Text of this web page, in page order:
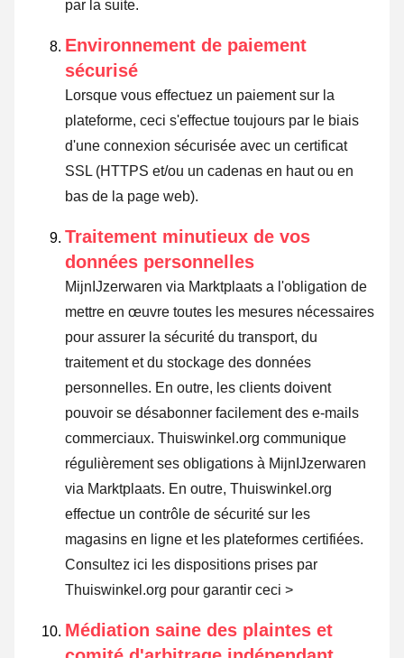
par la suite.
Environnement de paiement
sécurisé
Lorsque vous effectuez un paiement sur la
plateforme, ceci s'effectue toujours par le biais
d'une connexion sécurisée avec un certificat
SSL (HTTPS et/ou un cadenas en haut ou en
bas de la page web).
Traitement minutieux de vos
données personnelles
MijnIJzerwaren via Marktplaats a l'obligation de
mettre en œuvre toutes les mesures nécessaires
pour assurer la sécurité du transport, du
traitement et du stockage des données
personnelles. En outre, les clients doivent
pouvoir se désabonner facilement des e-mails
commerciaux. Thuiswinkel.org communique
régulièrement ses obligations à MijnIJzerwaren
via Marktplaats. En outre, Thuiswinkel.org
effectue un contrôle de sécurité sur les
magasins en ligne et les plateformes certifiées.
Consultez ici les dispositions prises par
Thuiswinkel.org pour garantir ceci >
Médiation saine des plaintes et